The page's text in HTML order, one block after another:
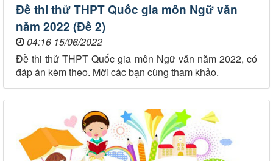
Đề thi thử THPT Quốc gia môn Ngữ văn
năm 2022 (Đề 2)
04:16 15/06/2022
Đề thi thử THPT Quốc gia môn Ngữ văn năm 2022, có
đáp án kèm theo. Mời các bạn cùng tham khảo.